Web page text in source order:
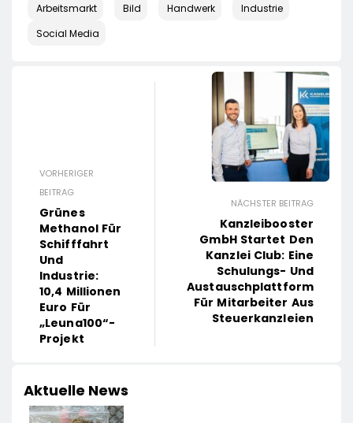
Arbeitsmarkt Bild Handwerk
Industrie
Social Media
VORHERIGER
BEITRAG
Grünes
Methanol Für
Schifffahrt
Und
Industrie:
10,4 Millionen
Euro Für
„Leuna100“-
Projekt
NÄCHSTER BEITRAG
Kanzleibooster
GmbH Startet Den
Kanzlei Club: Eine
Schulungs- Und
Austauschplattform
Für Mitarbeiter Aus
Steuerkanzleien
Aktuelle News